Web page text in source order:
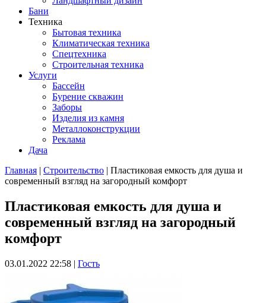
Бани
Техника
Бытовая техника
Климатическая техника
Спецтехника
Строительная техника
Услуги
Бассейн
Бурение скважин
Заборы
Изделия из камня
Металлоконструкции
Реклама
Дача
Вы здесь
Главная | Строительство | Пластиковая емкость для душа и
современный взгляд на загородный комфорт
Пластиковая емкость для душа и
современный взгляд на загородный
комфорт
03.01.2022 22:58 | Гость